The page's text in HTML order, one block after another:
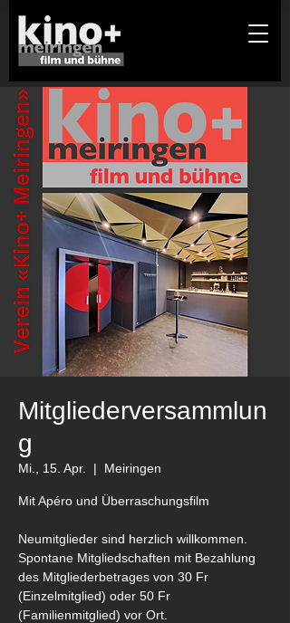
Mitgliederversammlun
g
Mi., 15. Apr.
  |
Meiringen
Mit Apéro und Überraschungsfilm
Neumitglieder sind herzlich willkommen.
Spontane Mitgliedschaften mit Bezahlung
des Mitgliederbetrages von 30 Fr
(Einzelmitglied) oder 50 Fr
(Familienmitglied) vor Ort.